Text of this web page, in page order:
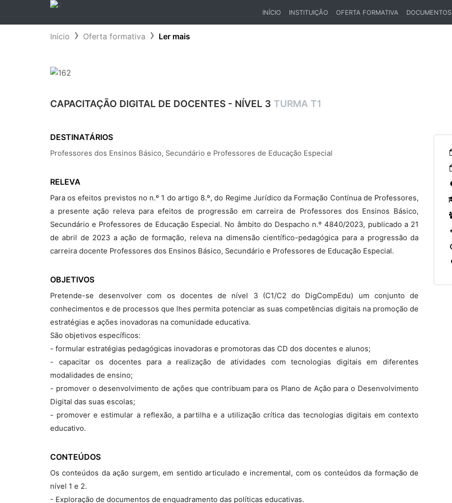
INÍCIO
INSTITUIÇÃO OFERTA FORMATIVA DOCUMENTOS
Início Oferta formativa Ler mais
CAPACITAÇÃO DIGITAL DE DOCENTES - NÍVEL 3 TURMA T1
DESTINATÁRIOS
Professores dos Ensinos Básico, Secundário e Professores de Educação Especial
RELEVA
Para os efeitos previstos no n.º 1 do artigo 8.º, do Regime Jurídico da Formação Contínua de Professores,
a presente ação releva para efeitos de progressão em carreira de Professores dos Ensinos Básico,
Secundário e Professores de Educação Especial. No âmbito do Despacho n.º 4840/2023, publicado a 21
de abril de 2023 a ação de formação, releva na dimensão científico-pedagógica para a progressão da
carreira docente Professores dos Ensinos Básico, Secundário e Professores de Educação Especial.
OBJETIVOS
Pretende-se desenvolver com os docentes de nível 3 (C1/C2 do DigCompEdu) um conjunto de
conhecimentos e de processos que lhes permita potenciar as suas competências digitais na promoção de
estratégias e ações inovadoras na comunidade educativa.
São objetivos específicos:
- formular estratégias pedagógicas inovadoras e promotoras das CD dos docentes e alunos;
- capacitar os docentes para a realização de atividades com tecnologias digitais em diferentes
modalidades de ensino;
- promover o desenvolvimento de ações que contribuam para os Plano de Ação para o Desenvolvimento
Digital das suas escolas;
- promover e estimular a reflexão, a partilha e a utilização crítica das tecnologias digitais em contexto
educativo.
CONTEÚDOS
Os conteúdos da ação surgem, em sentido articulado e incremental, com os conteúdos da formação de
nível 1 e 2.
- Exploração de documentos de enquadramento das políticas educativas.